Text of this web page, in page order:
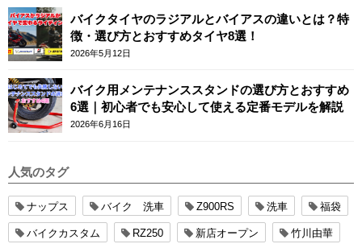
バイクタイヤのラジアルとバイアスの違いとは？特
徴・選び方とおすすめタイヤ8選！
2026年5月12日
バイク用メンテナンススタンドの選び方とおすすめ
6選｜初心者でも安心して使える定番モデルを解説
2026年6月16日
人気のタグ
ナップス バイク 洗車 Z900RS 洗車 福袋
バイクカスタム RZ250 新店オープン 竹川由華